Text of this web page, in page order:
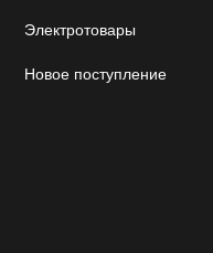
Электротовары
Новое поступление